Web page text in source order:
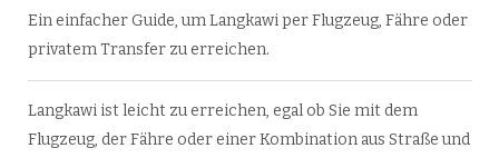
Ein einfacher Guide, um Langkawi per Flugzeug, Fähre oder
privatem Transfer zu erreichen.
Langkawi ist leicht zu erreichen, egal ob Sie mit dem
Flugzeug, der Fähre oder einer Kombination aus Straße und